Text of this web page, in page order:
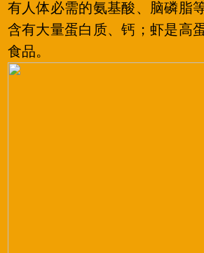
有人体必需的氨基酸、脑磷脂
含有大量蛋白质、钙；虾是高
食品。